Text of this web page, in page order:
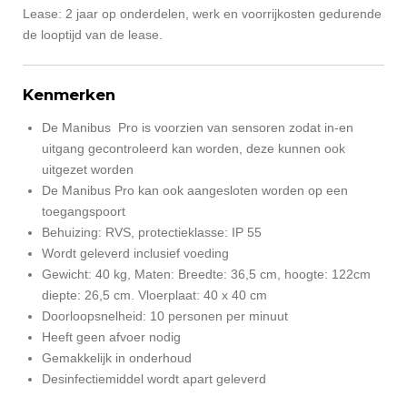
Lease: 2 jaar op onderdelen, werk en voorrijkosten gedurende
de looptijd van de lease.
Kenmerken
De Manibus Pro is voorzien van sensoren zodat in-en
uitgang gecontroleerd kan worden, deze kunnen ook
uitgezet worden
De Manibus Pro kan ook aangesloten worden op een
toegangspoort
Behuizing: RVS, protectieklasse: IP 55
Wordt geleverd inclusief voeding
Gewicht: 40 kg, Maten: Breedte: 36,5 cm, hoogte: 122cm
diepte: 26,5 cm. Vloerplaat: 40 x 40 cm
Doorloopsnelheid: 10 personen per minuut
Heeft geen afvoer nodig
Gemakkelijk in onderhoud
Desinfectiemiddel wordt apart geleverd